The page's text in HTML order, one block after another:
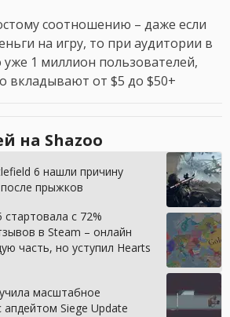
соотношению – даже если
на игру, то при аудитории в
1 миллион пользователей,
вкладывают от $5 до $50+
на Shazoo
6 нашли причину
прыжков
стартовала с 72%
в Steam – онлайн
часть, но уступил Hearts
масштабное
Siege Update